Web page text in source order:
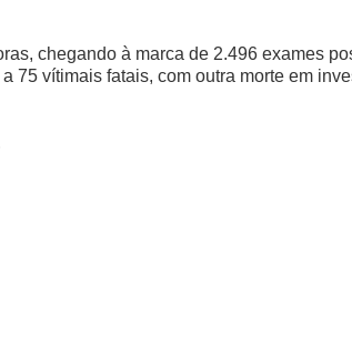
chegando à marca de 2.496 exames
75 vítimais fatais, com outra morte em